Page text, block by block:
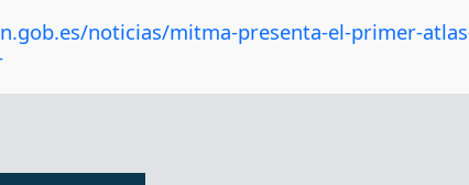
noticias/mitma-presenta-el-primer-